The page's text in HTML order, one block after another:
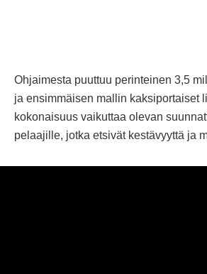
Ohjaimesta puuttuu perinteinen 3,5
ja ensimmäisen mallin kaksiportaiset
kokonaisuus vaikuttaa olevan
pelaajille, jotka etsivät kestävyyttä ja